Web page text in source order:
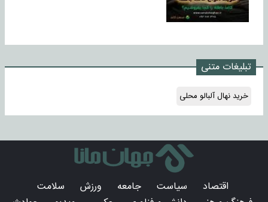
تبلیغات متنی
خرید نهال آلبالو محلی
اقتصاد سیاست جامعه ورزش
سلامت